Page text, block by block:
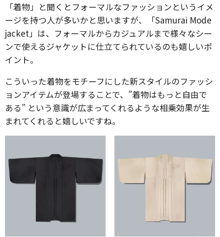
「着物」と聞くとフォーマルなファッションというイメ
ージを持つ人が多いかと思いますが、「Samurai Mode
jacket」は、フォーマルからカジュアルまで様々なシー
ンで使えるジャケットに仕立てられているのも嬉しいポ
イント。
こういった着物をモチーフにした新スタイルのファッシ
ョンアイテムが登場することで、”着物はもっと自由で
ある” という意識が広まってくれるような相乗効果が生
まれてくれると嬉しいですね。